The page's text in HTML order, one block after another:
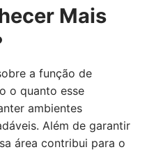
Mais
a função de
o quanto esse
ambientes
Além de garantir
área contribui para o